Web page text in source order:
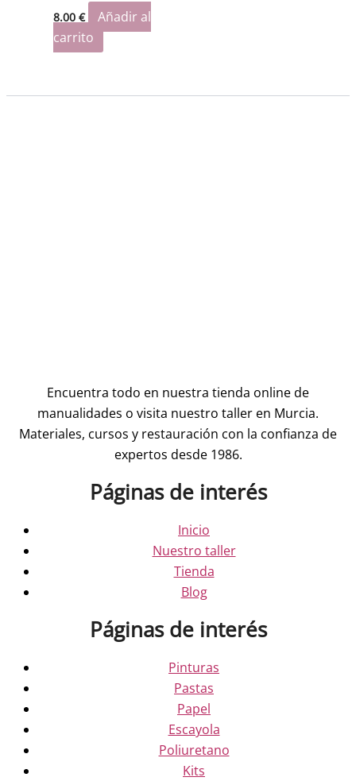
8.00€
Añadir al
carrito
Encuentra todo en nuestra tienda online de
manualidades o visita nuestro taller en Murcia.
Materiales, cursos y restauración con la confianza de
expertos desde 1986.
Páginas de interés
Inicio
Nuestro taller
Tienda
Blog
Páginas de interés
Pinturas
Pastas
Papel
Escayola
Poliuretano
Kits